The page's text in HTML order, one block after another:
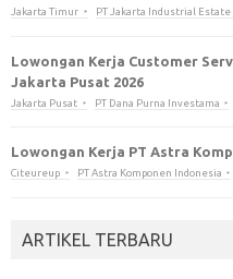
Jakarta Timur PT Jakarta Industrial Estate
Lowongan Kerja Customer
Jakarta Pusat 2026
Jakarta Pusat PT Dana Purna Investama
Lowongan Kerja PT Astra
Citeureup PT Astra Komponen Indonesia
ARTIKEL TERBARU